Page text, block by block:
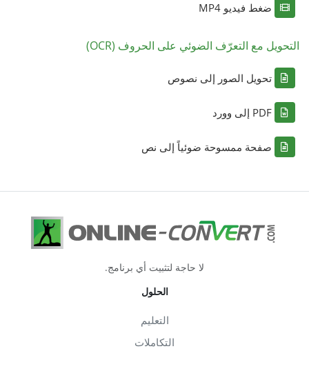
ضغط فيديو MP4
التحويل مع التعرّف الضوئي على الحروف (OCR)
تحويل الصور إلى نصوص
PDF إلى وورد
صفحة ممسوحة ضوئياً إلى نص
لا حاجة لتثبيت أي برنامج.
الحلول
التعليم
التكاملات